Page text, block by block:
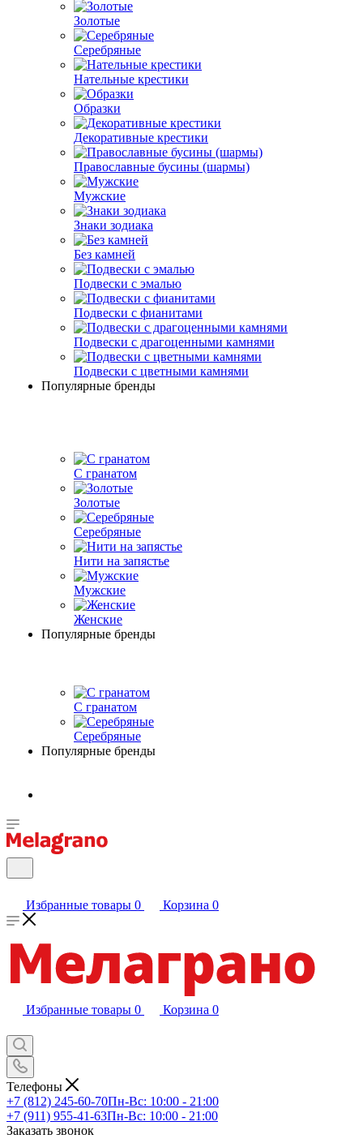
Золотые
Серебряные
Нательные крестики
Образки
Декоративные крестики
Православные бусины (шармы)
Мужские
Знаки зодиака
Без камней
Подвески с эмалью
Подвески с фианитами
Подвески с драгоценными камнями
Подвески с цветными камнями
Популярные бренды
С гранатом
Золотые
Серебряные
Нити на запястье
Мужские
Женские
Популярные бренды
С гранатом
Серебряные
Популярные бренды
Избранные товары 0 Корзина 0
Избранные товары 0 Корзина 0
Телефоны
+7 (812) 245-60-70Пн-Вс: 10:00 - 21:00
+7 (911) 955-41-63Пн-Вс: 10:00 - 21:00
Заказать звонок